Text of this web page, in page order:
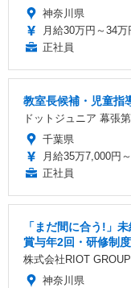
神奈川県
月給30万円～34万
正社員
教室長候補・児童指
ドットジュニア 幕張
千葉県
月給35万7,000円
正社員
「まだ間に合う!」
賞与年2回・研修制
株式会社RIOT GROUP
神奈川県